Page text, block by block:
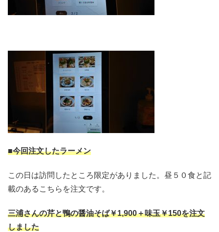
■今回注文したラーメン
この日は訪問したところ限定がありました。昼５０食と記
載のあるこちらを注文です。
三浦さんの芹と鴨の醤油そば￥1,900＋味玉￥150を注文
しました